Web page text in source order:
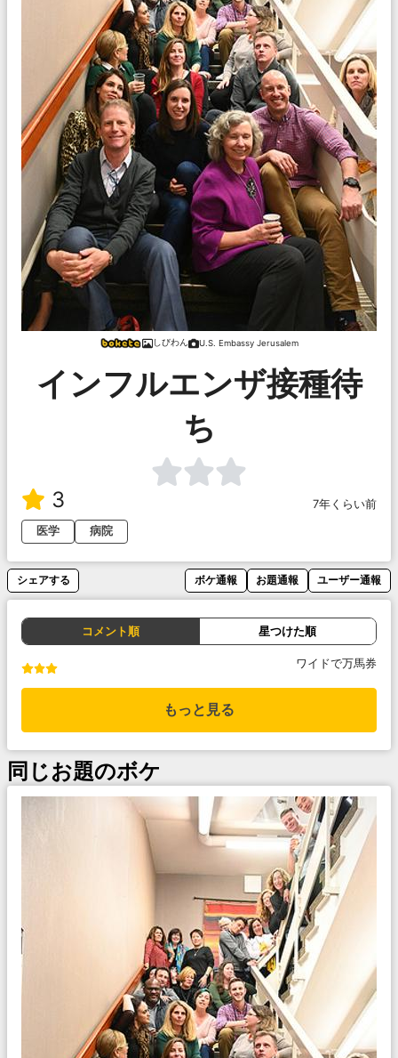
しびわん U.S. Embassy Jerusalem
インフルエンザ接種待
ち
3
7年くらい前
医学
病院
シェアする ボケ通報 お題通報 ユーザー通報
コメント順 星つけた順
ワイドで万馬券
もっと見る
同じお題のボケ